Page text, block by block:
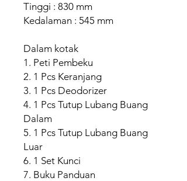
Tinggi : 830 mm
Kedalaman : 545 mm
Dalam kotak
1. Peti Pembeku
2. 1 Pcs Keranjang
3. 1 Pcs Deodorizer
4. 1 Pcs Tutup Lubang Buang
Dalam
5. 1 Pcs Tutup Lubang Buang
Luar
6. 1 Set Kunci
7. Buku Panduan